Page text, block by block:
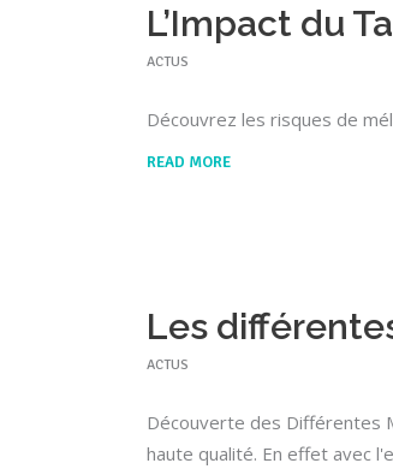
L’Impact du
ACTUS
Découvrez les risques de
READ MORE
Les
ACTUS
Découverte des Différentes
haute qualité. En effet avec